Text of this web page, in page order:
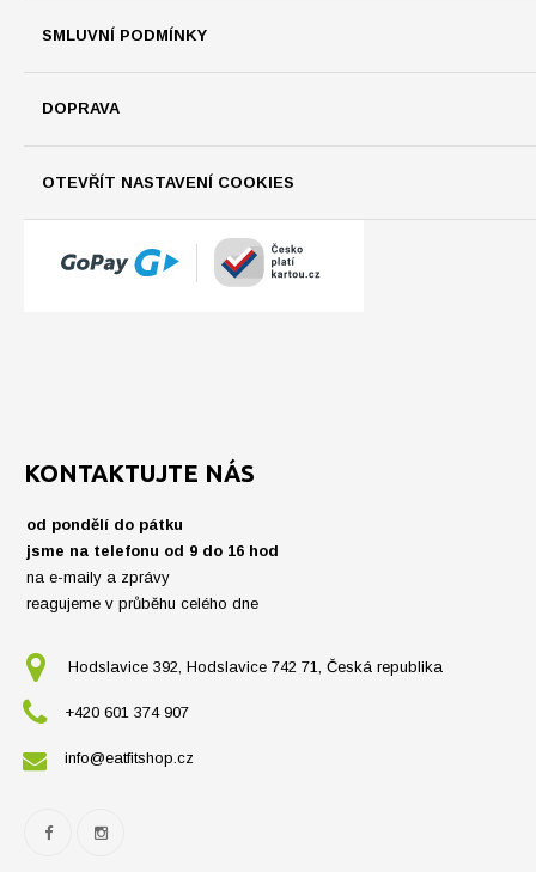
SMLUVNÍ PODMÍNKY
DOPRAVA
OTEVŘÍT NASTAVENÍ COOKIES
KONTAKTUJTE NÁS
od pondělí do pátku
jsme na telefonu od 9 do 16 hod
na e-maily a zprávy
reagujeme v průběhu celého dne
Hodslavice 392, Hodslavice 742 71, Česká republika
+420 601 374 907
info@eatfitshop.cz